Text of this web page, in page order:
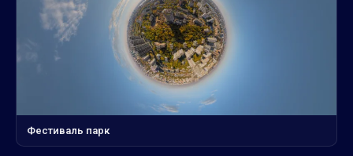
Фестиваль парк